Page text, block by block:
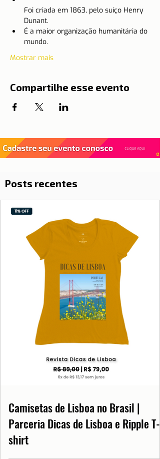
Foi criada em 1863, pelo suíço Henry
Dunant.
É a maior organização humanitária do
mundo.
Mostrar mais
Compartilhe esse evento
Posts recentes
Camisetas de Lisboa no Brasil |
Parceria Dicas de Lisboa e Ripple T-
shirt